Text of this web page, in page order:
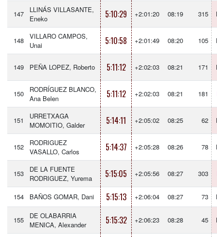
147
LLINÁS VILLASANTE,
Eneko
5:10:29 +2:01:20 08:19 315
148
VILLARO CAMPOS,
Unai
5:10:58 +2:01:49 08:20 105
149 PEÑA LOPEZ, Roberto 5:11:12 +2:02:03 08:21 171
150
RODRÍGUEZ BLANCO,
Ana Belen
5:11:12 +2:02:03 08:21 181
151
URRETXAGA
MOMOITIO, Galder
5:14:11 +2:05:02 08:25 62
152
RODRIGUEZ
VASALLO, Carlos
5:14:37 +2:05:28 08:26 78
153
DE LA FUENTE
RODRIGUEZ, Yurema
5:15:05 +2:05:56 08:27 303
154 BAÑOS GOMAR, Dani 5:15:13 +2:06:04 08:27 73
155
DE OLABARRIA
MENICA, Alexander
5:15:32 +2:06:23 08:28 45